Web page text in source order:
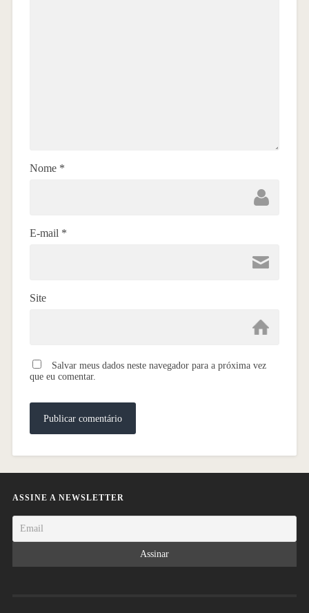
Nome *
E-mail *
Site
Salvar meus dados neste navegador para a próxima vez
que eu comentar.
ASSINE A NEWSLETTER